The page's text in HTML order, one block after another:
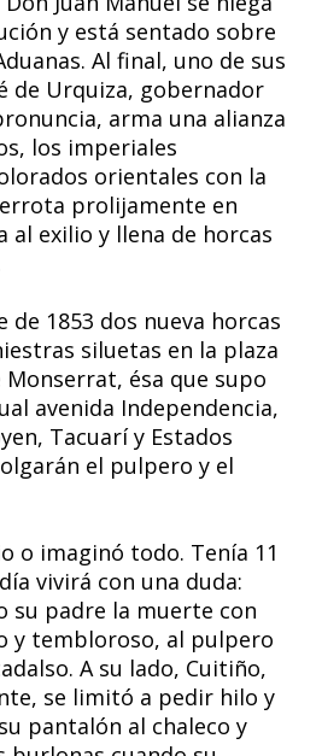
y está sentado sobre
Al final, uno de sus
de Urquiza, gobernador
arma una alianza
los imperiales
orientales con la
prolijamente en
al exilio y llena de horcas
de 1853 dos nueva horcas
siluetas en la plaza
Monserrat, ésa que supo
avenida Independencia,
Tacuarí y Estados
el pulpero y el
o imaginó todo. Tenía 11
vivirá con una duda:
su padre la muerte con
y tembloroso, al pulpero
A su lado, Cuitiño,
se limitó a pedir hilo y
pantalón al chaleco y